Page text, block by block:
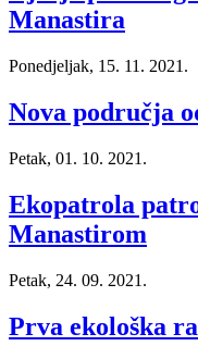
Manastira
Ponedjeljak, 15. 11. 2021.
Nova područja
Petak, 01. 10. 2021.
Ekopatrola
Manastirom
Petak, 24. 09. 2021.
Prva ekološka